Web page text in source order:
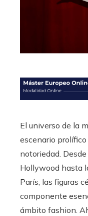
El universo de la
escenario
notoriedad.
Hollywood hasta
París, las figuras
componente
ámbito fashion.